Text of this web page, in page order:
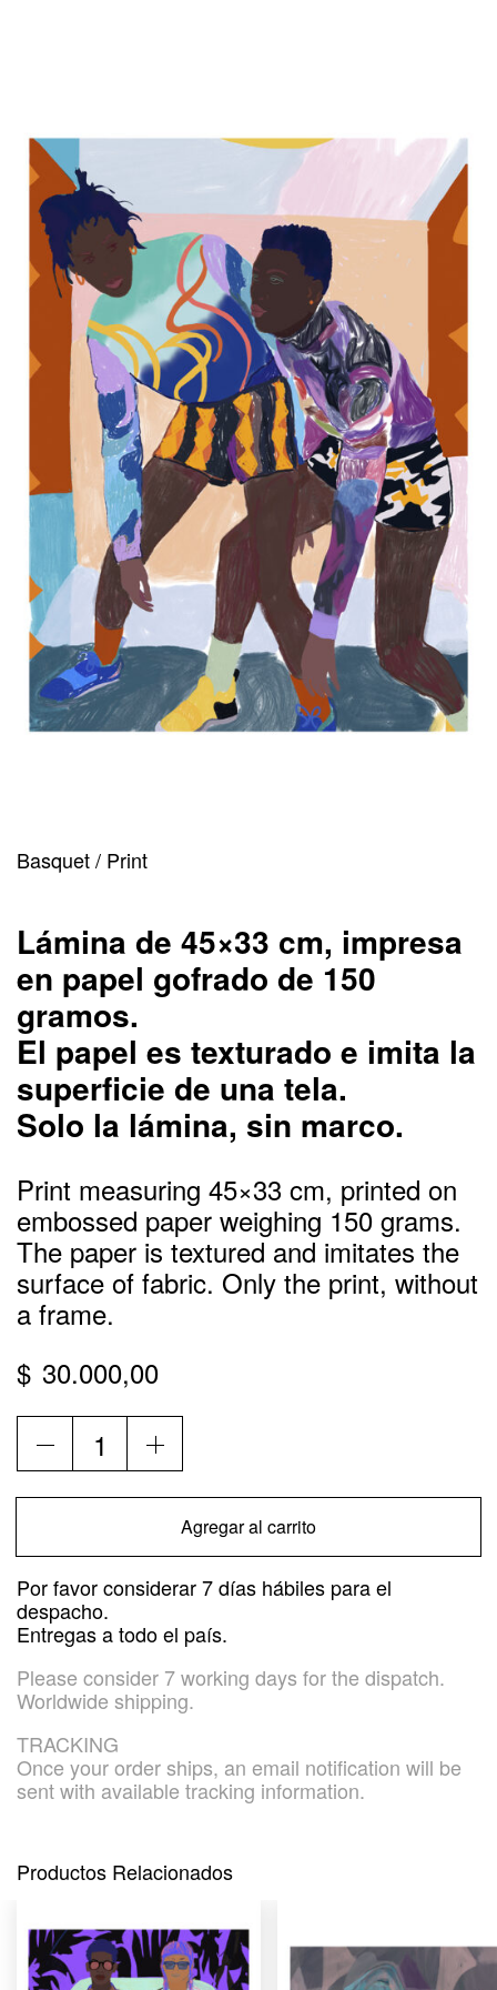
Proyectos y comisiones
Works
Bio
Archivo
Worldwide
Basquet / Print
Lámina de 45×33 cm, impresa
en papel gofrado de 150
gramos.
El papel es texturado e imita la
superficie de una tela.
Solo la lámina, sin marco.
Print measuring 45×33 cm, printed on
embossed paper weighing 150 grams.
The paper is textured and imitates the
surface of fabric. Only the print, without
a frame.
$ 30.000,00
Print
cantidad
Agregar al carrito
Por favor considerar 7 días hábiles para el
despacho.
Entregas a todo el país.
Please consider 7 working days for the dispatch.
Worldwide shipping.
TRACKING
Once your order ships, an email notification will be
sent with available tracking information.
Productos Relacionados